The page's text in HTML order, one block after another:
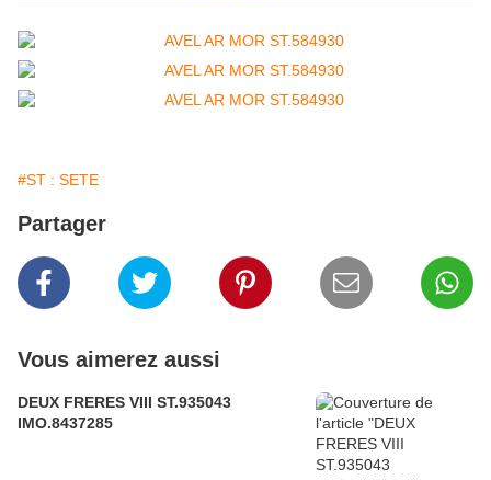
#ST : SETE
Partager
Vous aimerez aussi
DEUX FRERES VIII ST.935043
IMO.8437285